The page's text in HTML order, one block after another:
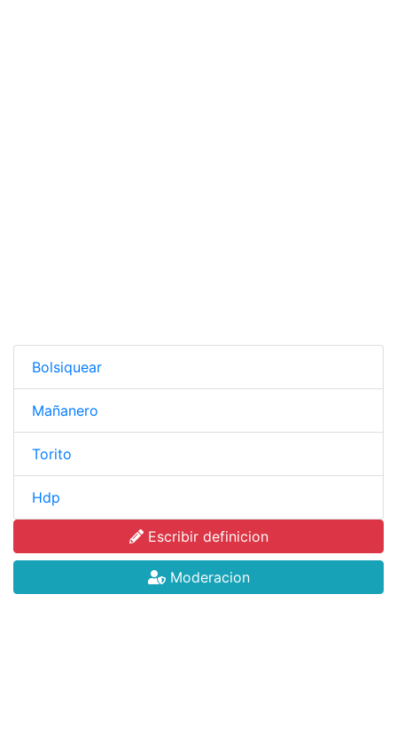
Bolsiquear
Mañanero
Torito
Hdp
Escribir definicion
Moderacion